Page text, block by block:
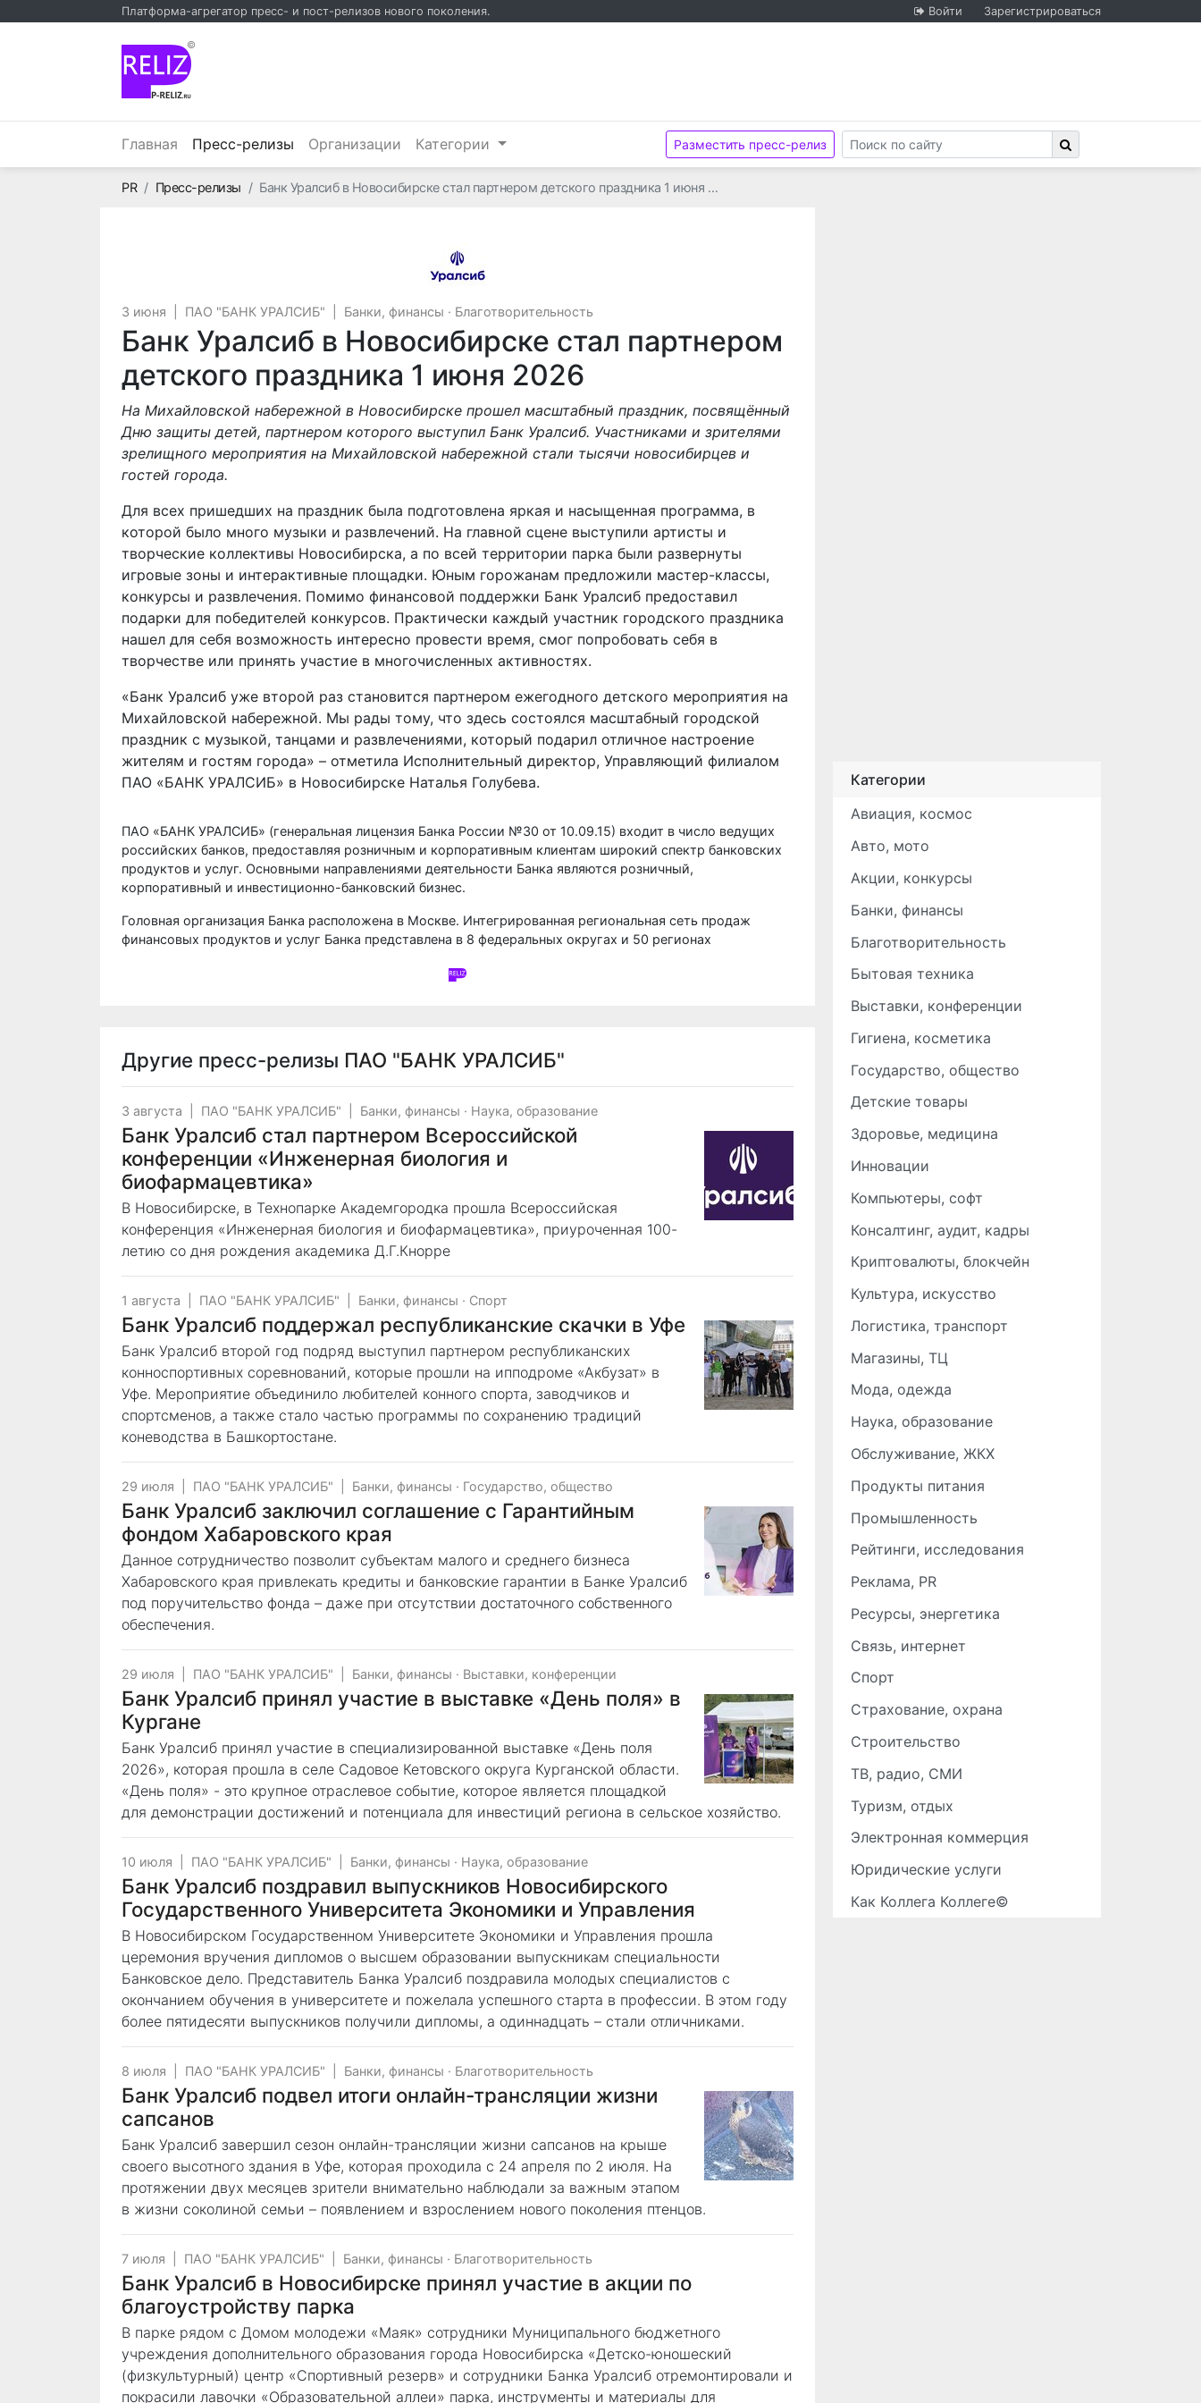
Платформа-агрегатор пресс- и пост-релизов нового поколения. Войти Зарегистрироваться
©
Главная Пресс-релизы (текущий)
Организации Категории Разместить пресс-релиз
PRГлавная
Пресс-релизы Банк Уралсиб в Новосибирске стал партнером детского праздника 1 июня …
3 июня ПАО "БАНК УРАЛСИБ" Банки, финансы · Благотворительность
Банк Уралсиб в Новосибирске стал партнером
детского праздника 1 июня 2026
На Михайловской набережной в Новосибирске прошел масштабный праздник, посвящённый
Дню защиты детей, партнером которого выступил Банк Уралсиб. Участниками и зрителями
зрелищного мероприятия на Михайловской набережной стали тысячи новосибирцев и
гостей города.
Для всех пришедших на праздник была подготовлена яркая и насыщенная программа, в
которой было много музыки и развлечений. На главной сцене выступили артисты и
творческие коллективы Новосибирска, а по всей территории парка были развернуты
игровые зоны и интерактивные площадки. Юным горожанам предложили мастер-классы,
конкурсы и развлечения. Помимо финансовой поддержки Банк Уралсиб предоставил
подарки для победителей конкурсов. Практически каждый участник городского праздника
нашел для себя возможность интересно провести время, смог попробовать себя в
творчестве или принять участие в многочисленных активностях.
«Банк Уралсиб уже второй раз становится партнером ежегодного детского мероприятия на
Михайловской набережной. Мы рады тому, что здесь состоялся масштабный городской
праздник с музыкой, танцами и развлечениями, который подарил отличное настроение
жителям и гостям города» – отметила Исполнительный директор, Управляющий филиалом
ПАО «БАНК УРАЛСИБ» в Новосибирске Наталья Голубева.
ПАО «БАНК УРАЛСИБ» (генеральная лицензия Банка России №30 от 10.09.15) входит в число ведущих
российских банков, предоставляя розничным и корпоративным клиентам широкий спектр банковских
продуктов и услуг. Основными направлениями деятельности Банка являются розничный,
корпоративный и инвестиционно-банковский бизнес.
Головная организация Банка расположена в Москве. Интегрированная региональная сеть продаж
финансовых продуктов и услуг Банка представлена в 8 федеральных округах и 50 регионах
Другие пресс-релизы ПАО "БАНК УРАЛСИБ"
3 августа ПАО "БАНК УРАЛСИБ" Банки, финансы · Наука, образование
Банк Уралсиб стал партнером Всероссийской
конференции «Инженерная биология и
биофармацевтика»
В Новосибирске, в Технопарке Академгородка прошла Всероссийская
конференция «Инженерная биология и биофармацевтика», приуроченная 100-
летию со дня рождения академика Д.Г.Кнорре
1 августа ПАО "БАНК УРАЛСИБ" Банки, финансы · Спорт
Банк Уралсиб поддержал республиканские скачки в Уфе
Банк Уралсиб второй год подряд выступил партнером республиканских
конноспортивных соревнований, которые прошли на ипподроме «Акбузат» в
Уфе. Мероприятие объединило любителей конного спорта, заводчиков и
спортсменов, а также стало частью программы по сохранению традиций
коневодства в Башкортостане.
29 июля ПАО "БАНК УРАЛСИБ" Банки, финансы · Государство, общество
Банк Уралсиб заключил соглашение с Гарантийным
фондом Хабаровского края
Данное сотрудничество позволит субъектам малого и среднего бизнеса
Хабаровского края привлекать кредиты и банковские гарантии в Банке Уралсиб
под поручительство фонда – даже при отсутствии достаточного собственного
обеспечения.
29 июля ПАО "БАНК УРАЛСИБ" Банки, финансы · Выставки, конференции
Банк Уралсиб принял участие в выставке «День поля» в
Кургане
Банк Уралсиб принял участие в специализированной выставке «День поля
2026», которая прошла в селе Садовое Кетовского округа Курганской области.
«День поля» - это крупное отраслевое событие, которое является площадкой
для демонстрации достижений и потенциала для инвестиций региона в сельское хозяйство.
10 июля ПАО "БАНК УРАЛСИБ" Банки, финансы · Наука, образование
Банк Уралсиб поздравил выпускников Новосибирского
Государственного Университета Экономики и Управления
В Новосибирском Государственном Университете Экономики и Управления прошла
церемония вручения дипломов о высшем образовании выпускникам специальности
Банковское дело. Представитель Банка Уралсиб поздравила молодых специалистов с
окончанием обучения в университете и пожелала успешного старта в профессии. В этом году
более пятидесяти выпускников получили дипломы, а одиннадцать – стали отличниками.
8 июля ПАО "БАНК УРАЛСИБ" Банки, финансы · Благотворительность
Банк Уралсиб подвел итоги онлайн-трансляции жизни
сапсанов
Банк Уралсиб завершил сезон онлайн-трансляции жизни сапсанов на крыше
своего высотного здания в Уфе, которая проходила с 24 апреля по 2 июля. На
протяжении двух месяцев зрители внимательно наблюдали за важным этапом
в жизни соколиной семьи – появлением и взрослением нового поколения птенцов.
7 июля ПАО "БАНК УРАЛСИБ" Банки, финансы · Благотворительность
Банк Уралсиб в Новосибирске принял участие в акции по
благоустройству парка
В парке рядом с Домом молодежи «Маяк» сотрудники Муниципального бюджетного
учреждения дополнительного образования города Новосибирска «Детско-юношеский
(физкультурный) центр «Спортивный резерв» и сотрудники Банка Уралсиб отремонтировали и
покрасили лавочки «Образовательной аллеи» парка, инструменты и материалы для
Категории
Авиация, космос
Авто, мото
Акции, конкурсы
Банки, финансы
Благотворительность
Бытовая техника
Выставки, конференции
Гигиена, косметика
Государство, общество
Детские товары
Здоровье, медицина
Инновации
Компьютеры, софт
Консалтинг, аудит, кадры
Криптовалюты, блокчейн
Культура, искусство
Логистика, транспорт
Магазины, ТЦ
Мода, одежда
Наука, образование
Обслуживание, ЖКХ
Продукты питания
Промышленность
Рейтинги, исследования
Реклама, PR
Ресурсы, энергетика
Связь, интернет
Спорт
Страхование, охрана
Строительство
ТВ, радио, СМИ
Туризм, отдых
Электронная коммерция
Юридические услуги
Как Коллега Коллеге©